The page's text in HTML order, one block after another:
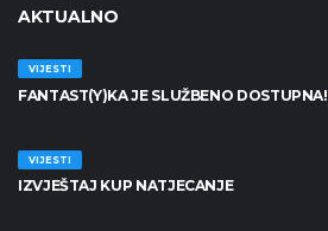
AKTUALNO
VIJESTI
FANTAST(Y)KA JE SLUŽBENO DOSTUPNA!
VIJESTI
IZVJEŠTAJ KUP NATJECANJE